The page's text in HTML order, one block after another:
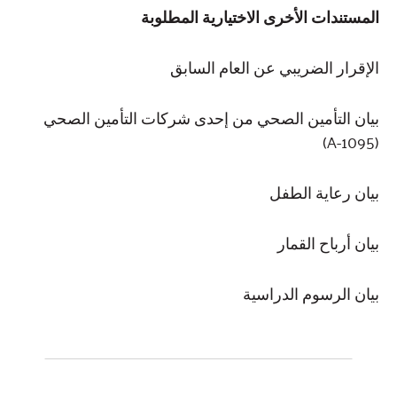
المستندات الأخرى الاختيارية المطلوبة
الإقرار الضريبي عن العام السابق
بيان التأمين الصحي من إحدى شركات التأمين الصحي
(1095-A)
بيان رعاية الطفل
بيان أرباح القمار
بيان الرسوم الدراسية